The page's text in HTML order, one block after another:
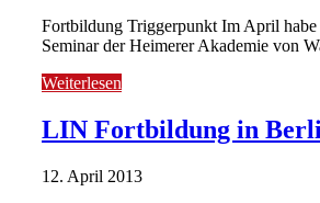
Fortbildung Triggerpunkt Im April
Seminar der Heimerer Akademie von
Weiterlesen
LIN Fortbildung in
12. April 2013